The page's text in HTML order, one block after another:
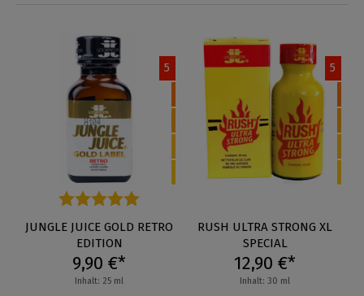
5
Durchschnittliche Bewertung von 5 von 5 Sternen
JUNGLE JUICE GOLD RETRO
EDITION
9,90 €*
Inhalt: 25 ml
5
RUSH ULTRA STRONG XL
SPECIAL
12,90 €*
Inhalt: 30 ml